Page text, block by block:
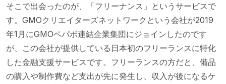
そこで出会ったのが、「フリーナンス」というサービスで
す。GMOクリエイターズネットワークという会社が2019
年1月にGMOペパボ連結企業集団にジョインしたのです
が、この会社が提供している日本初のフリーランスに特化
した金融支援サービスです。フリーランスの方だと、備品
の購入や制作費など支出が先に発生し、収入が後になるケ